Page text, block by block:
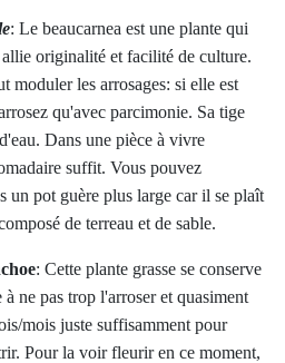
: Le beaucarnea est une plante qui
originalité et facilité de culture.
moduler les arrosages: si elle est
qu'avec parcimonie. Sa tige
Dans une pièce à vivre
suffit. Vous pouvez
un pot guère plus large car il se plaît
de terreau et de sable.
: Cette plante grasse se conserve
ne pas trop l'arroser et quasiment
mois juste suffisamment pour
Pour la voir fleurir en ce moment,